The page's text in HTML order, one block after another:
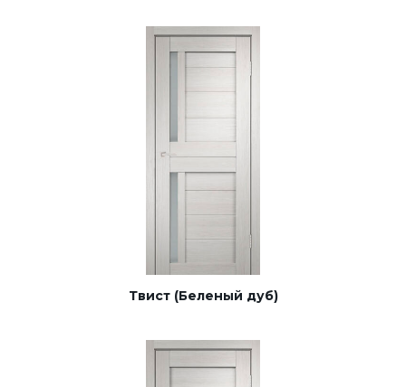
Твист (Беленый дуб)